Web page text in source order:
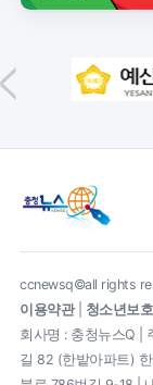
ccnewsq©all rights
이용약관| 청소년보
회사명 : 충청뉴스Q |
길 82 (한밭아파트)